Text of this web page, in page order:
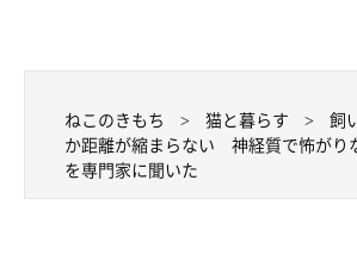
ねこのきもち 猫と暮らす 飼
か距離が縮まらない 神経質で怖がり
を専門家に聞いた